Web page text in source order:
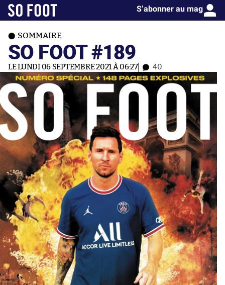
S’abonner au mag
SOMMAIRE
SO FOOT #189
LE LUNDI 06 SEPTEMBRE 2021 À 06:27 40